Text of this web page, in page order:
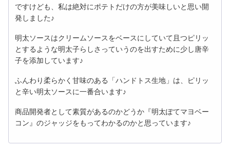
ですけども、私は絶対にポテトだけの方が美味しいと思い開
発しました♪
明太ソースはクリームソースをベースにしていて且つピリッ
とするような明太子らしさっていうのを出すために少し唐辛
子を添加しています♪
ふんわり柔らかく甘味のある「ハンドトス生地」は、ピリッ
と辛い明太ソースに一番合います♪
商品開発者として素質があるのかどうか『明太ぽてマヨベー
コン』のジャッジをもってわかるのかと思っています♪